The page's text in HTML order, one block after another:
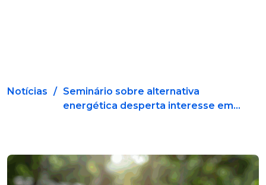
Notícias / Seminário sobre alternativa
energética desperta interesse em...